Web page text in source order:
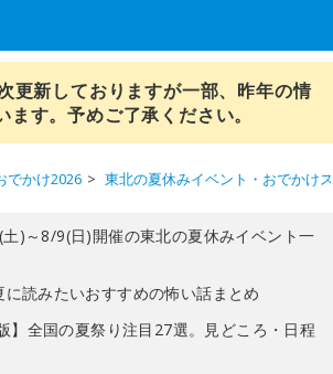
更新しておりますが一部、昨年の情
ます。予めご了承ください。
でかけ2026 東北の夏休みイベント・おでかけ
)～8/9(日)開催の東北の夏休みイベント一
に読みたいおすすめの怖い話まとめ
】全国の夏祭り注目27選。見どころ・日程